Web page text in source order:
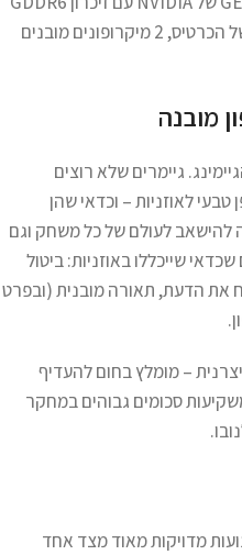
שמאפשר את הביצועים העוצמתיים של הכרטיס, 2 מיקרופונים מובנים
מובנה
גיימרים שלא רוצים
לאוזניות – וכדאי שהן
להישאב לעולם של כל משחק וגם
שייכללו באוזניות: ביטול
את הדעת, תאורה מובנית (ובפרט
– מומלץ בחום להעדיף
סכומים גבוהים במחקר
מדויקות מאוד מצד אחד